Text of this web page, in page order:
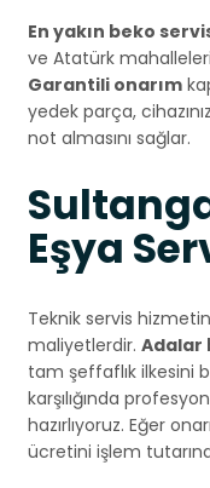
En yakın beko
ve Atatürk
Garantili onarım
yedek parça,
not almasını sağlar.
Eşya
Teknik servis
maliyetlerdir. Adalar
tam şeffaflık ilkesini
karşılığında
hazırlıyoruz. Eğer
ücretini işlem